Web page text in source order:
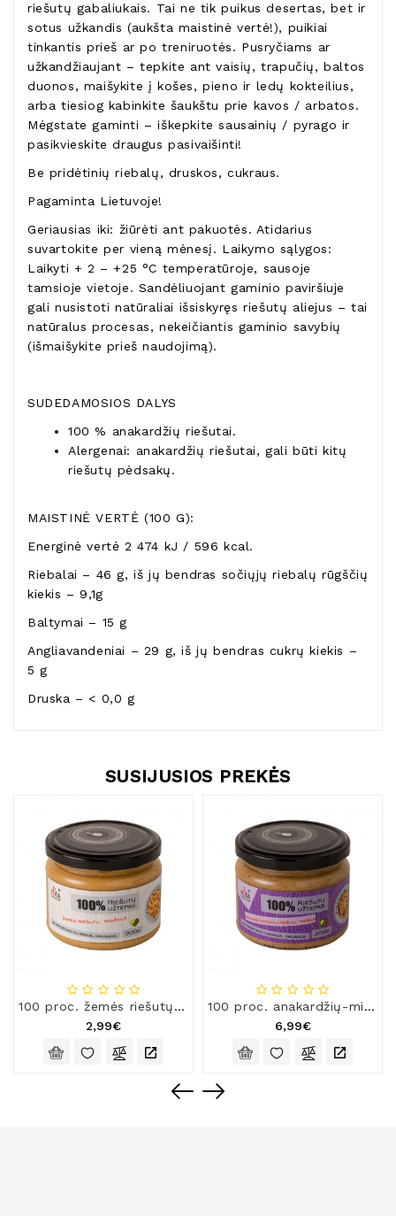
riešutų gabaliukais. Tai ne tik puikus desertas, bet ir
sotus užkandis (aukšta maistinė vertė!), puikiai
tinkantis prieš ar po treniruotės. Pusryčiams ar
užkandžiaujant – tepkite ant vaisių, trapučių, baltos
duonos, maišykite į košes, pieno ir ledų kokteilius,
arba tiesiog kabinkite šaukštu prie kavos / arbatos.
Mėgstate gaminti – iškepkite sausainių / pyrago ir
pasikvieskite draugus pasivaišinti!
Be pridėtinių riebalų, druskos, cukraus.
Pagaminta Lietuvoje!
Geriausias iki: žiūrėti ant pakuotės. Atidarius
suvartokite per vieną mėnesį. Laikymo sąlygos:
Laikyti + 2 – +25 °C temperatūroje, sausoje
tamsioje vietoje. Sandėliuojant gaminio paviršiuje
gali nusistoti natūraliai išsiskyręs riešutų aliejus – tai
natūralus procesas, nekeičiantis gaminio savybių
(išmaišykite prieš naudojimą).
SUDEDAMOSIOS DALYS
100 % anakardžių riešutai.
Alergenai: anakardžių riešutai, gali būti kitų
riešutų pėdsakų.
MAISTINĖ VERTĖ (100 G):
Energinė vertė 2 474 kJ / 596 kcal.
Riebalai – 46 g, iš jų bendras sočiųjų riebalų rūgščių
kiekis – 9,1g
Baltymai – 15 g
Angliavandeniai – 29 g, iš jų bendras cukrų kiekis –
5 g
Druska – < 0,0 g
SUSIJUSIOS PREKĖS
100 proc. žemės riešutų užtepas „Punuts production“, 300 g
2,99€
100 proc. anakardžių-migdolų riešutų užtepas „Punuts production“, 300 g
6,99€